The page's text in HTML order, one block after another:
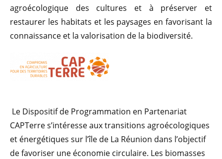
agroécologique des cultures et à préserver et
restaurer les habitats et les paysages en favorisant la
connaissance et la valorisation de la biodiversité.
Le Dispositif de Programmation en Partenariat
CAPTerre s’intéresse aux transitions agroécologiques
et énergétiques sur l’île de La Réunion dans l’objectif
de favoriser une économie circulaire. Les biomasses